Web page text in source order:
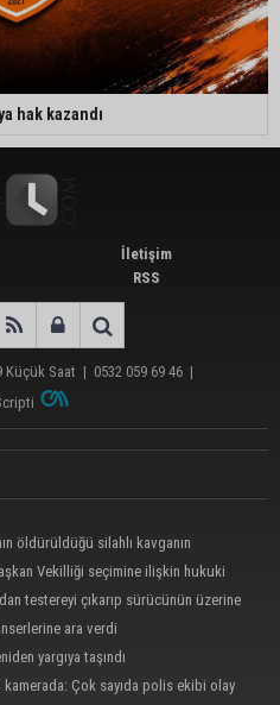
hak kazandı
İletişim
RSS
Küçük Saat | 0532 059 69 46 |
öldürüldüğü silahlı kavganın
Vekilliği seçimine ilişkin hukuki
testereyi çıkarıp sürücünün üzerine
ara verdi
yargıya taşındı
kamerada: Çok sayıda polis ekibi olay